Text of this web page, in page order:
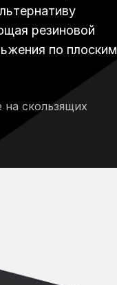
резиновой
по плоским
скользящих